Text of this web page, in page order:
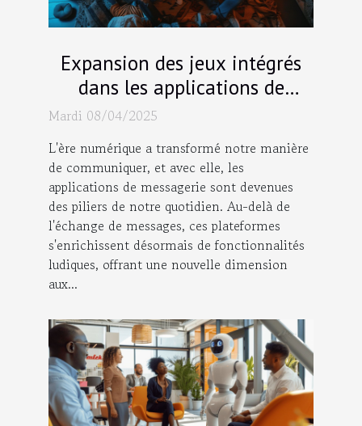
Expansion des jeux intégrés
dans les applications de
messagerie pour renforcer les
Mardi 08/04/2025
L'ère numérique a transformé notre manière
de communiquer, et avec elle, les
applications de messagerie sont devenues
des piliers de notre quotidien. Au-delà de
l'échange de messages, ces plateformes
s'enrichissent désormais de fonctionnalités
ludiques, offrant une nouvelle dimension
aux...